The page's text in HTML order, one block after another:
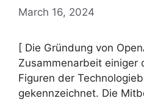
March 16, 2024
[ Die Gründung von
Zusammenarbeit einiger
Figuren der
gekennzeichnet. Die